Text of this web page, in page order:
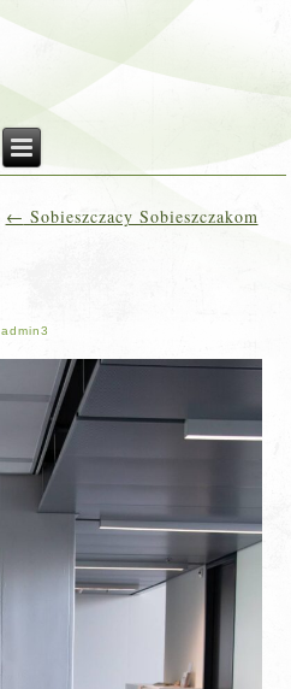
← Sobieszczacy Sobieszczakom
admin3